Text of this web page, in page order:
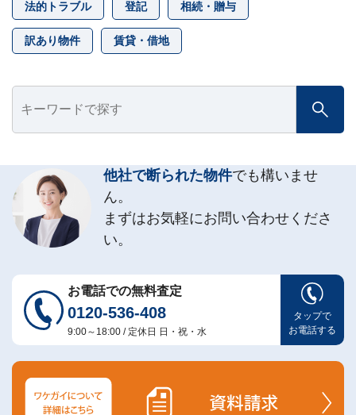
法的トラブル 登記 相続・贈与
訳あり物件 賃貸・借地
他社で断られた物件でも構いませ
ん。
まずはお気軽にお問い合わせくださ
い。
お電話での無料査定
0120-536-408
9:00～18:00 / 定休日 日・祝・水
タップで
お電話する